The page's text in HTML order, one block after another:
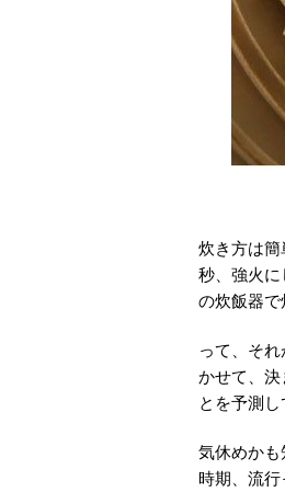
炊き方は簡
秒、強火に
の炊飯器で
って、そ
かせて、決
とを予測
気休めか
時期、流